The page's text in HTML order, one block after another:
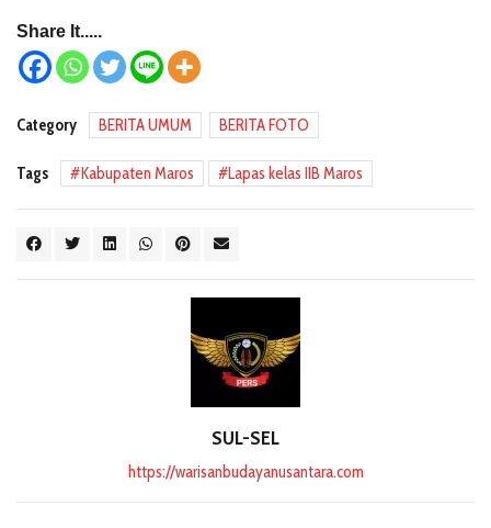
Share It.....
Category BERITA UMUM BERITA FOTO
Tags Kabupaten Maros Lapas kelas IIB Maros
SUL-SEL
https://warisanbudayanusantara.com